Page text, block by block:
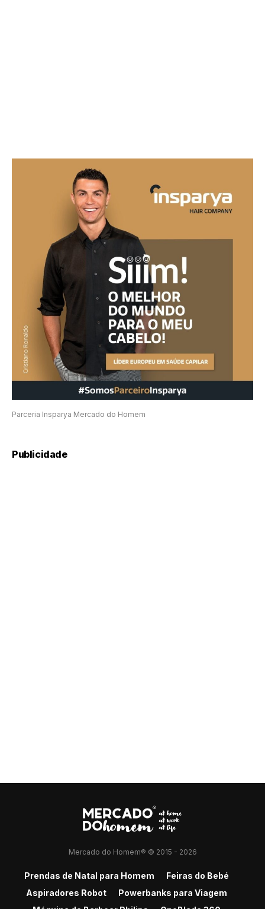
Parceria Insparya Mercado do Homem
Publicidade
Mercado do Homem® © 2015 - 2026
Prendas de Natal para Homem
Feiras do Bebé
Aspiradores Robot
Powerbanks para Viagem